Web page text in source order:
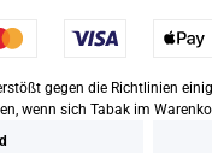
gegen die Richtlinien
wenn sich Tabak im